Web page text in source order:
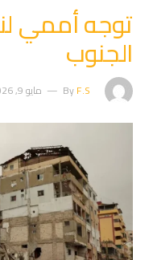
توجه أممي
الجنوب
ByF.S مايو 9, 2026